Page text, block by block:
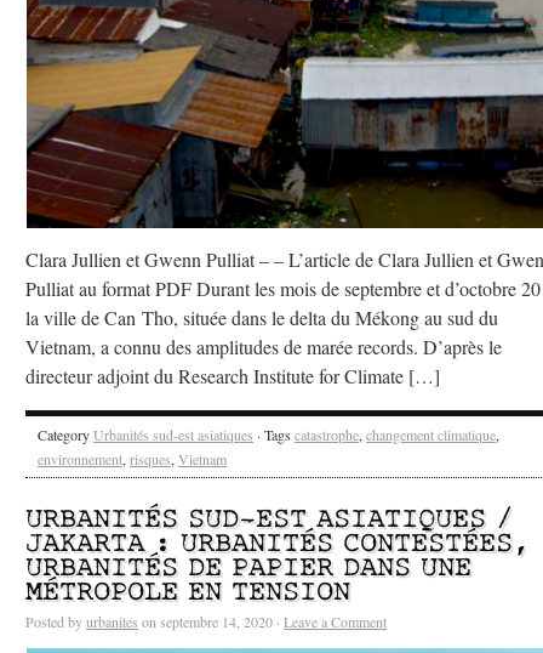
Clara Jullien et Gwenn Pulliat – – L’article de Clara Jullien et
Pulliat au format PDF Durant les mois de septembre et d’octobre
la ville de Can Tho, située dans le delta du Mékong au sud du
Vietnam, a connu des amplitudes de marée records. D’après le
directeur adjoint du Research Institute for Climate […]
CategoryUrbanités sud-est asiatiques · Tags catastrophe, changement climatique,
environnement, risques, Vietnam
URBANITÉS SUD-EST ASIATIQUES /
JAKARTA : URBANITÉS CONTESTÉES,
URBANITÉS DE PAPIER DANS UNE
MÉTROPOLE EN TENSION
Posted byurbanites on septembre 14, 2020 · Leave a Comment